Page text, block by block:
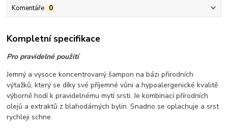
Komentáře 0
Kompletní specifikace
Pro pravidelné použití
Jemný a vysoce koncentrovaný šampon na bázi přírodních
výtažků, který se díky své příjemné vůni a hypoalergenické kvalitě
výborně hodí k pravidelnému mytí srsti. Je kombinací přírodních
olejů a extraktů z blahodárných bylin. Snadno se oplachuje a srst
rychleji schne.